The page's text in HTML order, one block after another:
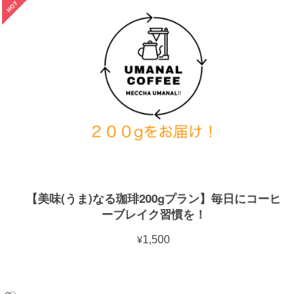
【美味(うま)なる珈琲200gプラン】毎日にコーヒ
ーブレイク習慣を！
¥1,500